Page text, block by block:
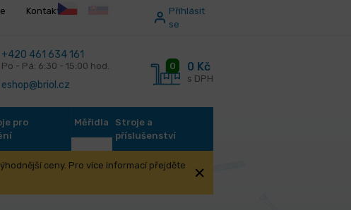
Kontakt
Příhlásit
se
+420 461 634 161
Po - Pá: 6:30 - 15:00 hod.
eshop@briol.cz
0 0 Kč
s DPH
pro
Měřidla
Stroje a
příslušenství
ceny. Pro více informací přejděte